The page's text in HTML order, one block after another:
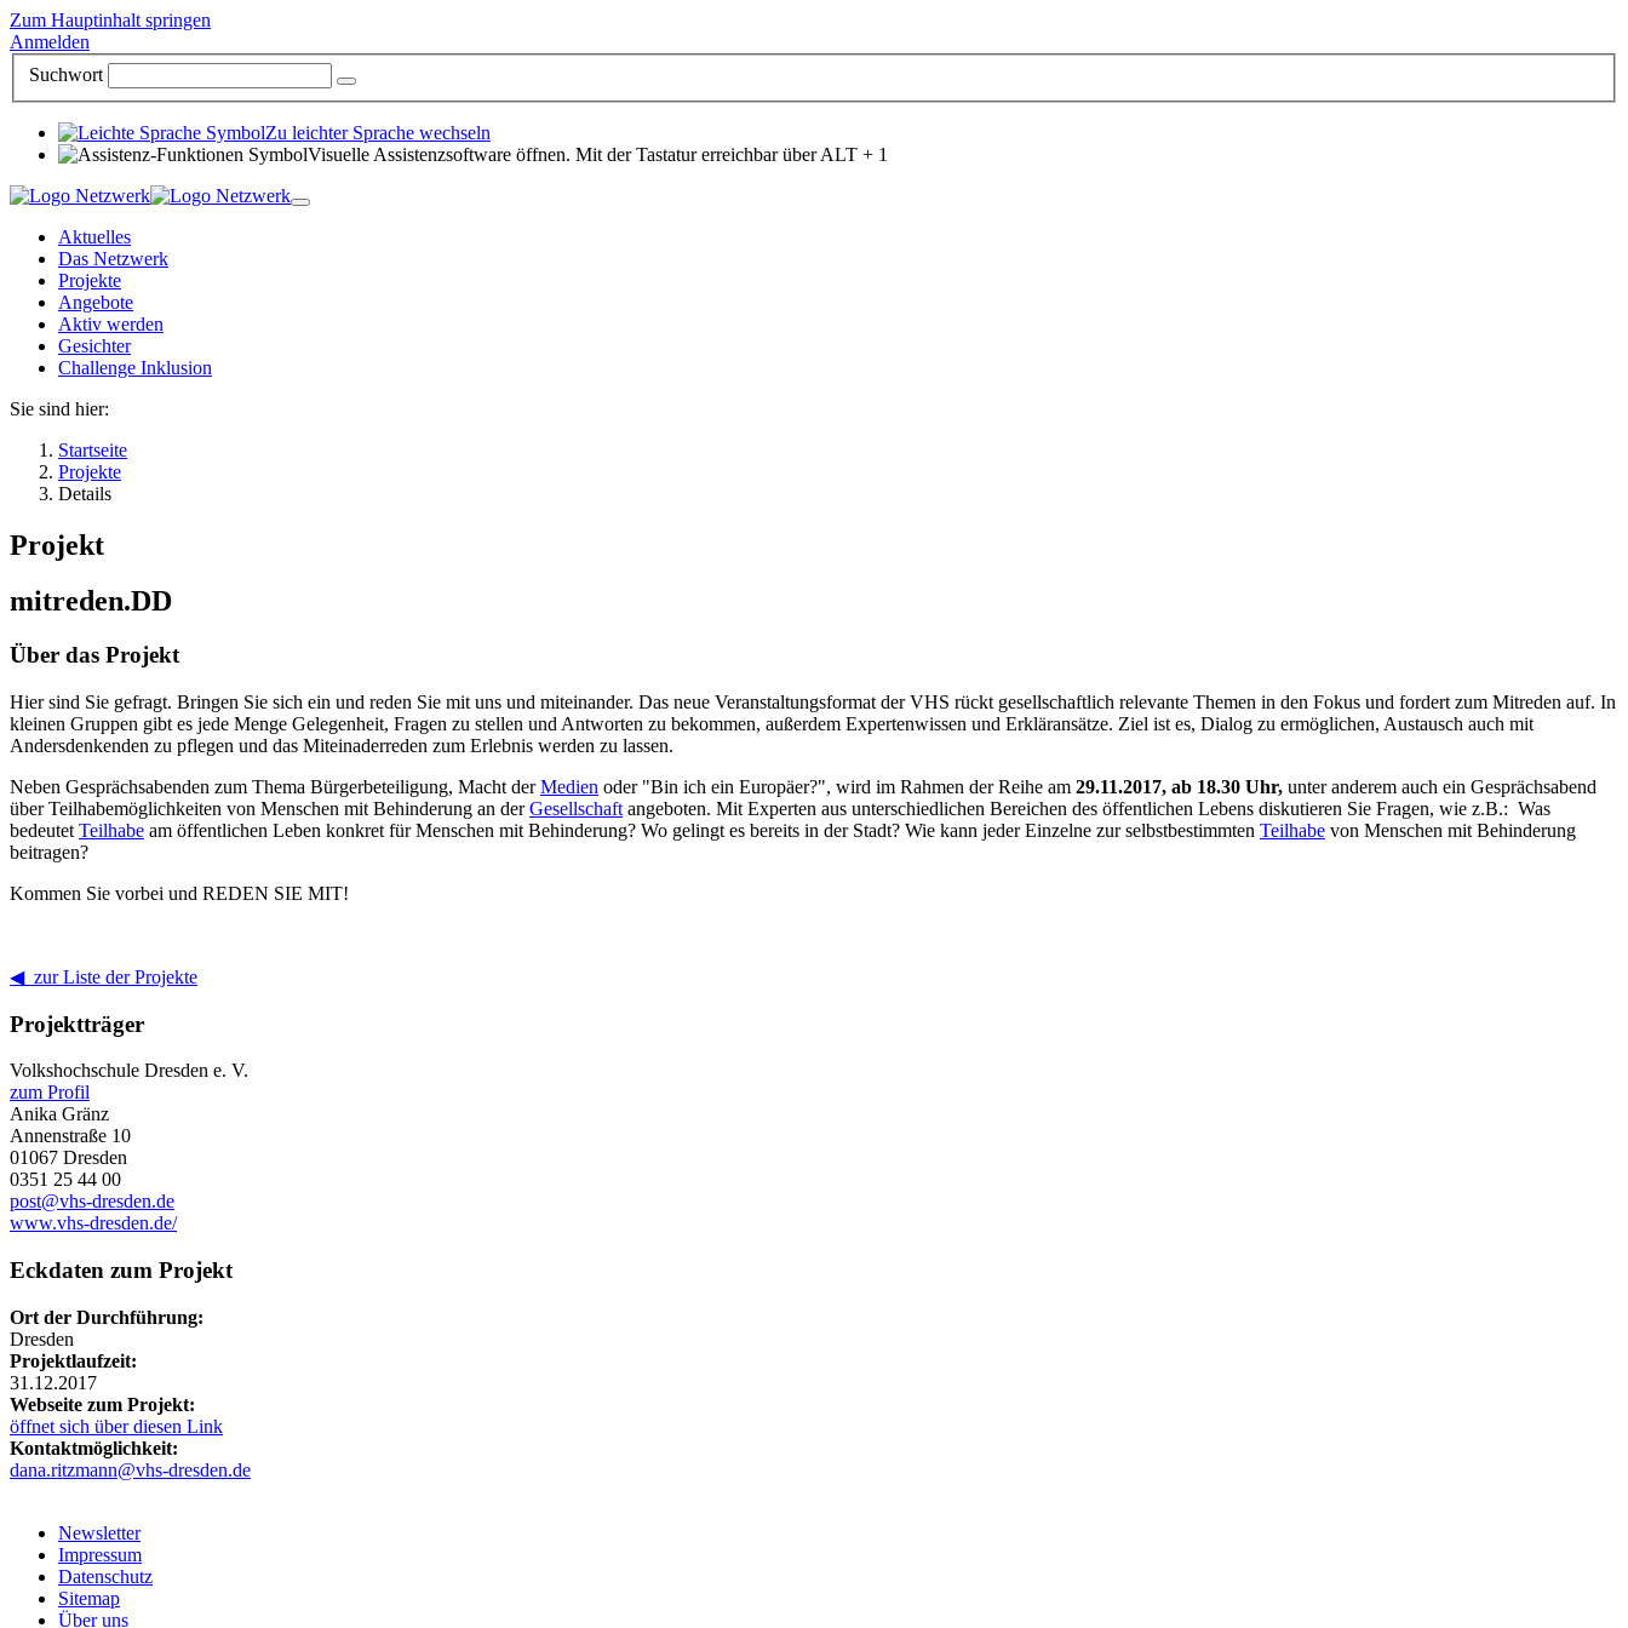
Zum Hauptinhalt springen
Anmelden
Suchwort
Zu leichter Sprache wechseln
Visuelle Assistenzsoftware öffnen. Mit der Tastatur erreichbar über ALT + 1
Aktuelles
Das Netzwerk
Projekte
Angebote
Aktiv werden
Gesichter
Challenge Inklusion
Sie sind hier:
Startseite
Projekte
Details
Projekt
mitreden.DD
Über das Projekt
Hier sind Sie gefragt. Bringen Sie sich ein und reden Sie mit uns und miteinander. Das neue Veranstaltungsformat der VHS rückt gesellschaftlich relevante Themen in den Fokus und fordert zum Mitreden auf. In
kleinen Gruppen gibt es jede Menge Gelegenheit, Fragen zu stellen und Antworten zu bekommen, außerdem Expertenwissen und Erkläransätze. Ziel ist es, Dialog zu ermöglichen, Austausch auch mit
Andersdenkenden zu pflegen und das Miteinaderreden zum Erlebnis werden zu lassen.
Neben Gesprächsabenden zum Thema Bürgerbeteiligung, Macht derMedien oder "Bin ich ein Europäer?", wird im Rahmen der Reihe am 29.11.2017, ab 18.30 Uhr, unter anderem auch ein Gesprächsabend
über Teilhabemöglichkeiten von Menschen mit Behinderung an derGesellschaft angeboten. Mit Experten aus unterschiedlichen Bereichen des öffentlichen Lebens diskutieren Sie Fragen, wie z.B.: Was
bedeutet Teilhabe am öffentlichen Leben konkret für Menschen mit Behinderung? Wo gelingt es bereits in der Stadt? Wie kann jeder Einzelne zur selbstbestimmten Teilhabe von Menschen mit Behinderung
beitragen?
Kommen Sie vorbei und REDEN SIE MIT!
◀ zur Liste der Projekte
Projektträger
Volkshochschule Dresden e. V.
zum Profil
Anika Gränz
Annenstraße 10
01067 Dresden
0351 25 44 00
post@vhs-dresden.de
www.vhs-dresden.de/
Eckdaten zum Projekt
Ort der Durchführung:
Dresden
Projektlaufzeit:
31.12.2017
Webseite zum Projekt:
öffnet sich über diesen Link
Kontaktmöglichkeit:
dana.ritzmann@vhs-dresden.de
Newsletter
Impressum
Datenschutz
Sitemap
Über uns